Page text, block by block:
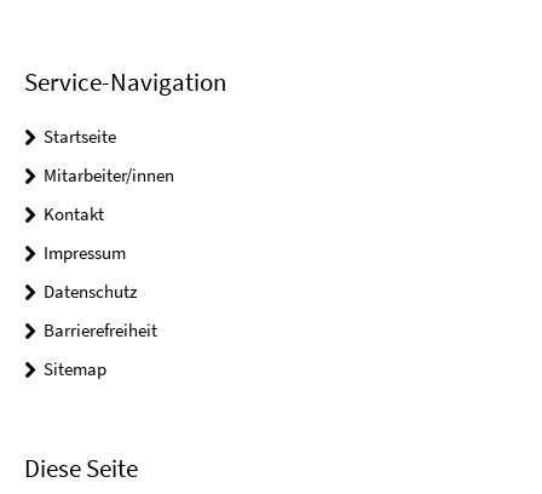
Service-Navigation
Startseite
Mitarbeiter/innen
Kontakt
Impressum
Datenschutz
Barrierefreiheit
Sitemap
Diese Seite